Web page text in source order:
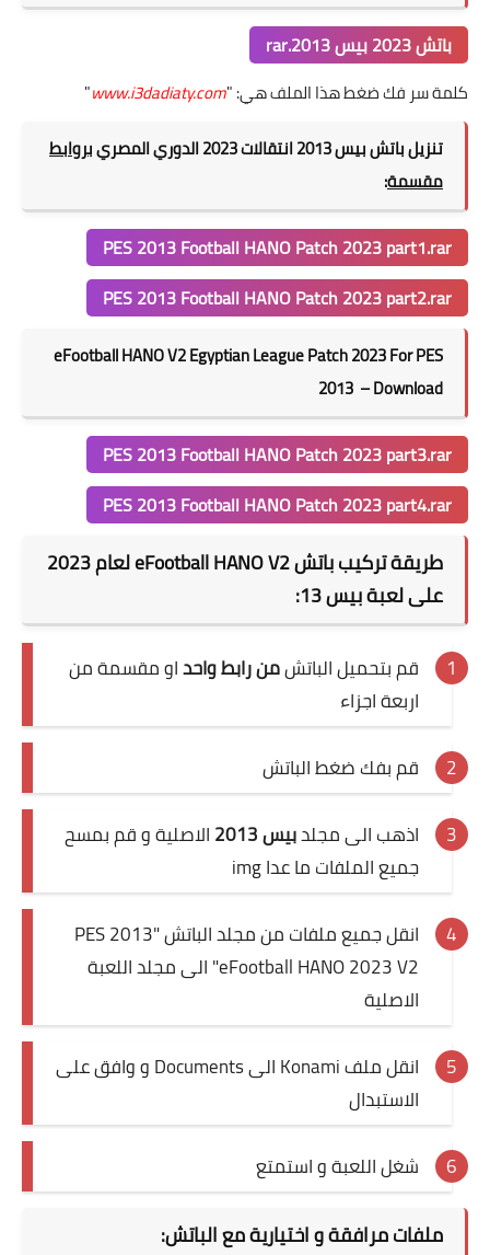
باتش 2023 بيس 2013.rar
كلمة سر فك ضغط هذا الملف هي: "www.i3dadiaty.com
"
تنزيل باتش بيس 2013 انتقالات 2023 الدوري المصري
بروابط
مقسمة:
PES 2013 Football HANO Patch 2023 part1.rar
PES 2013 Football HANO Patch 2023 part2.rar
eFootball HANO V2 Egyptian League Patch 2023 For PES
2013 – Download
PES 2013 Football HANO Patch 2023 part3.rar
PES 2013 Football HANO Patch 2023 part4.rar
طريقة تركيب باتش eFootball HANO V2 لعام 2023
على لعبة بيس 13:
قم بتحميل الباتشمن رابط واحداو مقسمة من
اربعة اجزاء
قم بفك ضغط الباتش
اذهب الى مجلدبيس 2013
الاصلية و قم بمسح
جميع الملفات ما عدا img
انقل جميع ملفات من مجلد الباتش "PES 2013
eFootball HANO 2023 V2" الى مجلد اللعبة
الاصلية
انقل ملف Konami الى Documents و وافق على
الاستبدال
شغل اللعبة و استمتع
ملفات مرافقة و اختيارية مع الباتش: